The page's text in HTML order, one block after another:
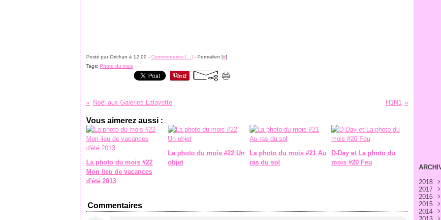
Posté par Orichan à 12:00 - Commentaires [ ] - Permalien [#]
Tags: Photo du mois
Noël aux Galeries Lafayette H1N1
Vous aimerez aussi :
La photo du mois #22
Mon lieu de vacances
d'été 2013
La photo du mois #22 Un
objet
La photo du mois #21 Au
ras du sol
D-Day et La photo du
mois #20 Feu
Commentaires
2018
Avril
2017
2016
2015
2014